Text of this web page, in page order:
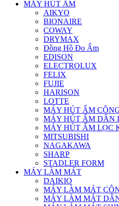
MÁY HÚT ẨM
AIKYO
BIONAIRE
COWAY
DRYMAX
Đồng Hồ Đo Ẩm
EDISON
ELECTROLUX
FELIX
FUJIE
HARISON
LOTTE
MÁY HÚT ẨM
MÁY HÚT ẨM DÂN
MÁY HÚT ẨM LỌC
MITSUBISHI
NAGAKAWA
SHARP
STADLER FORM
MÁY LÀM MÁT
DAIKIO
MÁY LÀM MÁT
MÁY LÀM MÁT